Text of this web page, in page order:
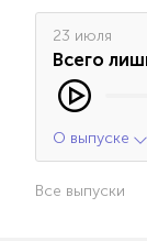
23 июля
Всего
О выпуске
Все выпуски